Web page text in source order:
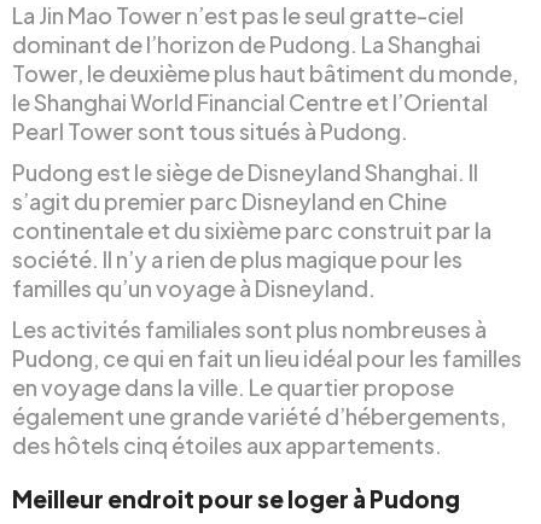
La Jin Mao Tower n’est pas le seul gratte-ciel
dominant de l’horizon de Pudong. La Shanghai
Tower, le deuxième plus haut bâtiment du monde,
le Shanghai World Financial Centre et l’Oriental
Pearl Tower sont tous situés à Pudong.
Pudong est le siège de Disneyland Shanghai. Il
s’agit du premier parc Disneyland en Chine
continentale et du sixième parc construit par la
société. Il n’y a rien de plus magique pour les
familles qu’un voyage à Disneyland.
Les activités familiales sont plus nombreuses à
Pudong, ce qui en fait un lieu idéal pour les familles
en voyage dans la ville. Le quartier propose
également une grande variété d’hébergements,
des hôtels cinq étoiles aux appartements.
Meilleur endroit pour se loger à Pudong